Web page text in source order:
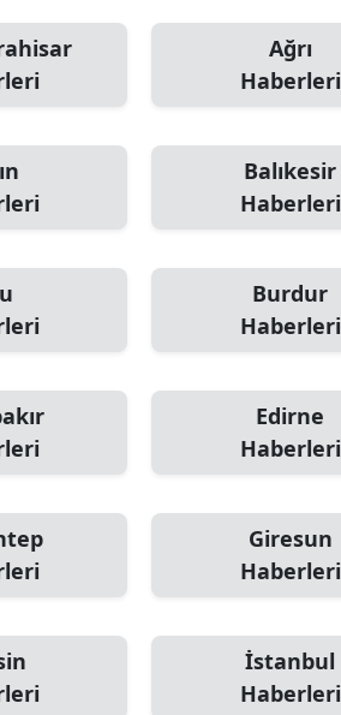
Ağrı
Haberleri
Balıkesir
Haberleri
Burdur
Haberleri
Edirne
Haberleri
Giresun
Haberleri
İstanbul
Haberleri